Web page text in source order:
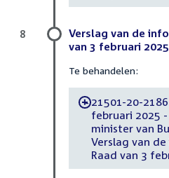
Verslag van de
van 3 februari 2025
Te behandelen:
-21501-20-
februari 2025 -
minister van
Verslag van
Raad van 3
8